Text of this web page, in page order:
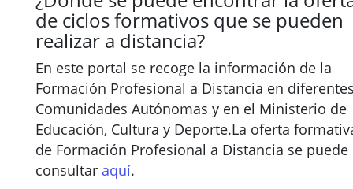
de ciclos formativos que se pueden
realizar a distancia?
En este portal se recoge la información de la
Formación Profesional a Distancia en
Comunidades Autónomas y en el Ministerio de
Educación, Cultura y Deporte.La oferta
de Formación Profesional a Distancia se puede
consultar aquí.